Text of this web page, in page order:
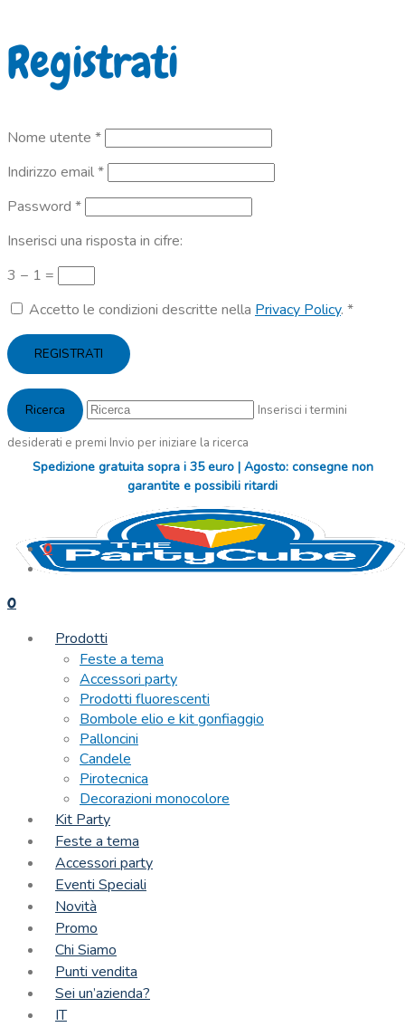
Registrati
Nome utente *Richiesto
Indirizzo email*Richiesto
Password *Richiesto
Inserisci una risposta in cifre:
3 − 1 =
Accetto le condizioni descritte nella Privacy Policy. *
REGISTRATI
Inserisci i termini
desiderati e premi Invio per iniziare la ricerca
Spedizione gratuita sopra i 35 euro | Agosto: consegne non
garantite e possibili ritardi
0
0
Prodotti
Feste a tema
Accessori party
Prodotti fluorescenti
Bombole elio e kit gonfiaggio
Palloncini
Candele
Pirotecnica
Decorazioni monocolore
Kit Party
Feste a tema
Accessori party
Eventi Speciali
Novità
Promo
Chi Siamo
Punti vendita
Sei un’azienda?
IT